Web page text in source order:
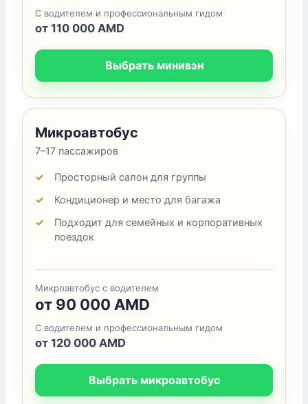
С водителем и профессиональным гидом
от 110 000 AMD
Выбрать минивэн
Микроавтобус
7–17 пассажиров
Просторный салон для группы
Кондиционер и место для багажа
Подходит для семейных и корпоративных
поездок
Микроавтобус с водителем
от 90 000 AMD
С водителем и профессиональным гидом
от 120 000 AMD
Выбрать микроавтобус